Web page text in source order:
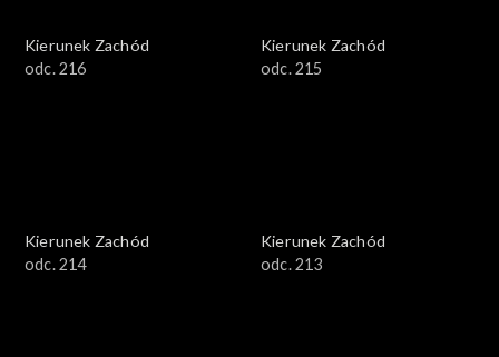
Kierunek Zachód
odc. 216
Kierunek Zachód
odc. 215
Kierunek Zachód
odc. 214
Kierunek Zachód
odc. 213